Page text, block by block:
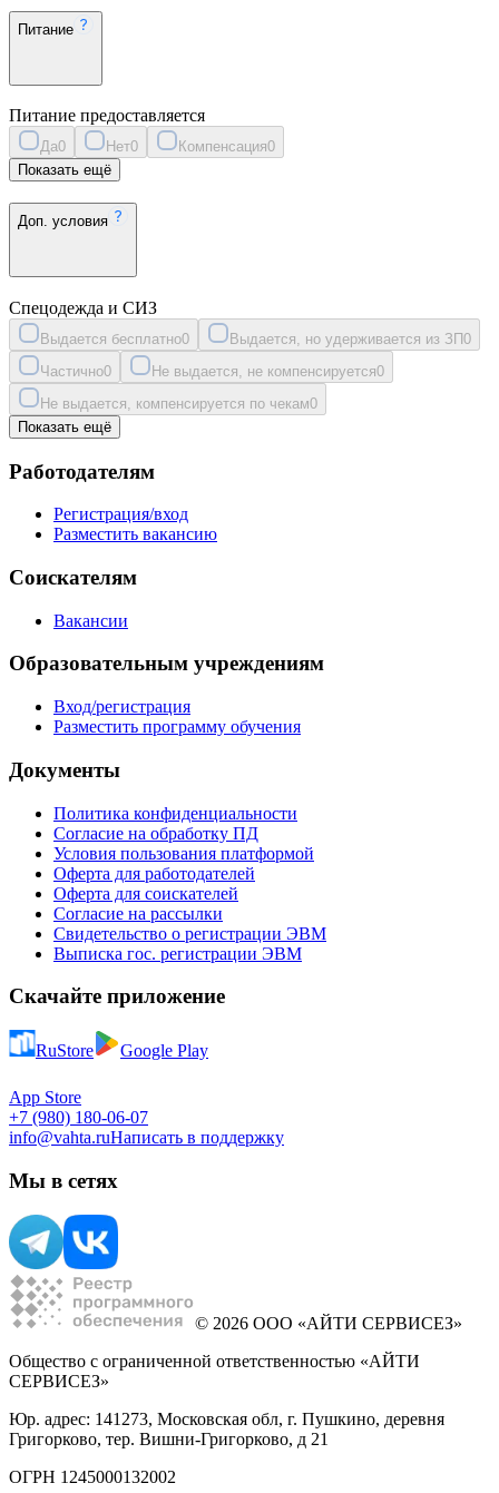
Питание
Питание предоставляется
Да0 Нет0 Компенсация0
Показать ещё
Доп. условия
Спецодежда и СИЗ
Выдается бесплатно0 Выдается, но удерживается из ЗП0
Частично0 Не выдается, не компенсируется0
Не выдается, компенсируется по чекам0
Показать ещё
Работодателям
Регистрация/вход
Разместить вакансию
Соискателям
Вакансии
Образовательным учреждениям
Вход/регистрация
Разместить программу обучения
Документы
Политика конфиденциальности
Согласие на обработку ПД
Условия пользования платформой
Оферта для работодателей
Оферта для соискателей
Согласие на рассылки
Свидетельство о регистрации ЭВМ
Выписка гос. регистрации ЭВМ
Скачайте приложение
RuStore Google Play
App Store
+7 (980) 180-06-07
info@vahta.ruНаписать в поддержку
Мы в сетях
© 2026 ООО «АЙТИ СЕРВИСЕЗ»
Общество с ограниченной ответственностью «АЙТИ
СЕРВИСЕЗ»
Юр. адрес: 141273, Московская обл, г. Пушкино, деревня
Григорково, тер. Вишни-Григорково, д 21
ОГРН 1245000132002